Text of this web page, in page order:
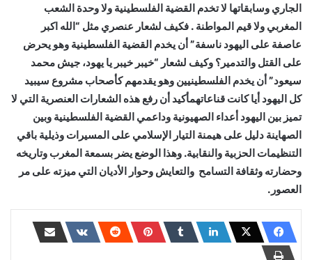
الجاري وسابقاتها لا تخدم القضية الفلسطينية ولا وحدة الشعب
المغربي ولا قيم المواطنة . فكيف لشعار عنصري مثل “الله اكبر
عاصفة على اليهود ناسفة” أن يخدم القضية الفلسطينية وهو يحرض
على القتل والتدمير؟ وكيف لشعار “خيبر خيبر يا يهود، جيش محمد
سيعود” أن يخدم الفلسطينيين وهو يقدمهم كأصحاب مشروع سيبيد
كل اليهود أيا كانت قناعاتهمأكيد أن رفع هذه الشعارات العنصرية التي لا
تميز بين اليهود أعداء الصهيونية وداعمي القضية الفلسطينية وبين
الصهاينة دليل على هيمنة التيار الإسلامي على المسيرات وذيلية باقي
التنظيمات الحزبية والنقابية. وهذا الوضع يضر بسمعة المغرب وتاريخه
وحضارته وثقافة التسامح والتعايش وحوار الأديان التي ميزته على مر
العصور.